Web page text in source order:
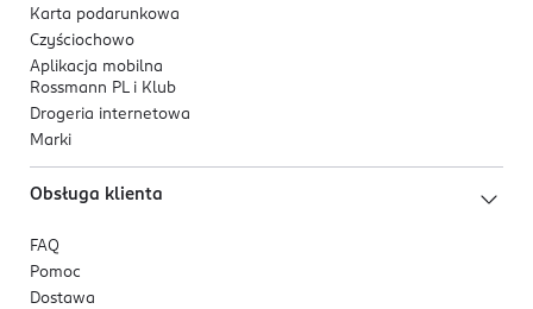
Karta podarunkowa
Czyściochowo
Aplikacja mobilna
Rossmann PL i Klub
Drogeria internetowa
Marki
Obsługa klienta
FAQ
Pomoc
Dostawa